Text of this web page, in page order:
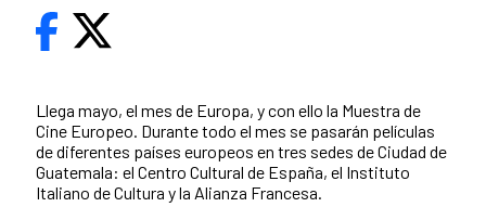
Llega mayo, el mes de Europa, y con ello la Muestra de
Cine Europeo. Durante todo el mes se pasarán películas
de diferentes países europeos en tres sedes de Ciudad de
Guatemala: el Centro Cultural de España, el Instituto
Italiano de Cultura y la Alianza Francesa.